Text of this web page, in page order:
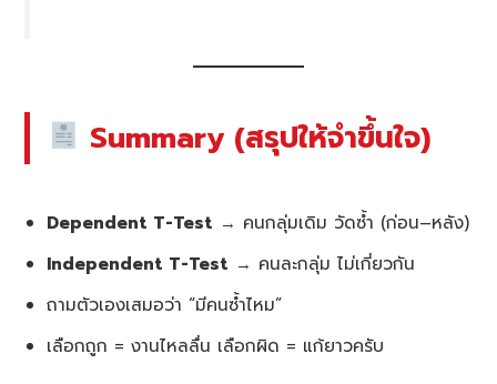
Summary (สรุปให้จำขึ้นใจ)
Dependent T-Test → คนกลุ่มเดิม วัดซ้ำ (ก่อน–หลัง)
Independent T-Test → คนละกลุ่ม ไม่เกี่ยวกัน
ถามตัวเองเสมอว่า “มีคนซ้ำไหม”
เลือกถูก = งานไหลลื่น เลือกผิด = แก้ยาวครับ